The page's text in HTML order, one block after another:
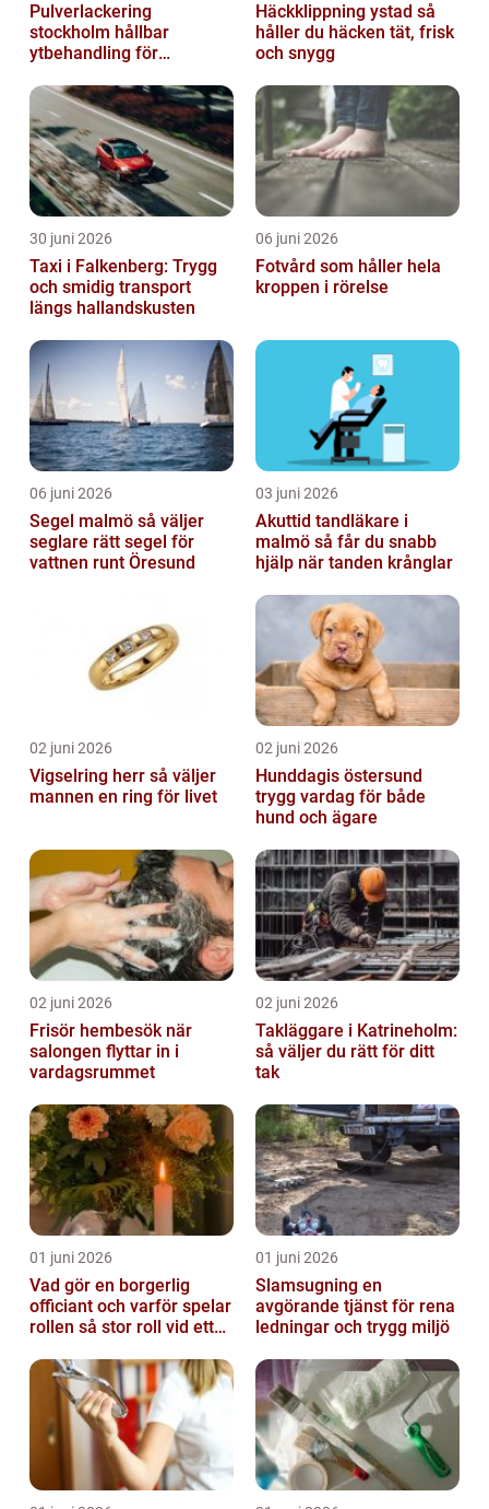
Pulverlackering
stockholm hållbar
ytbehandling för
Häckklippning ystad så
håller du häcken tät, frisk
och snygg
30 juni 2026
Taxi i Falkenberg: Trygg
och smidig transport
längs hallandskusten
06 juni 2026
Fotvård som håller hela
kroppen i rörelse
06 juni 2026
Segel malmö så väljer
seglare rätt segel för
vattnen runt Öresund
03 juni 2026
Akuttid tandläkare i
malmö så får du snabb
hjälp när tanden krånglar
02 juni 2026
Vigselring herr så väljer
mannen en ring för livet
02 juni 2026
Hunddagis östersund
trygg vardag för både
hund och ägare
02 juni 2026
Frisör hembesök när
salongen flyttar in i
vardagsrummet
02 juni 2026
Takläggare i Katrineholm:
så väljer du rätt för ditt
tak
01 juni 2026
Vad gör en borgerlig
officiant och varför spelar
rollen så stor roll vid ett
01 juni 2026
Slamsugning en
avgörande tjänst för rena
ledningar och trygg miljö